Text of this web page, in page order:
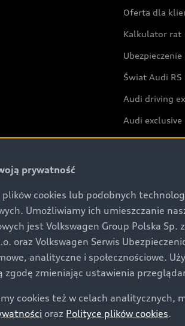
Oferta dla
Kalkulator rat
Ubezpieczenie
Świat Audi RS
Audi driving
Audi exclusive
Aktualności i
Audi Revolut
Audi Nuvolari
Audi Sport
Audi i
Audi driving
Audi quattro
prywatność
plików cookies lub podobnych
Umożliwiamy ich umieszczanie
jest Volkswagen Group Polska Sp.
oraz Volkswagen Serwis
analityczne i społecznościowe.
zgodę zmieniając ustawienia
cookies też w celach analitycznych,
oraz Polityce plików cookies.